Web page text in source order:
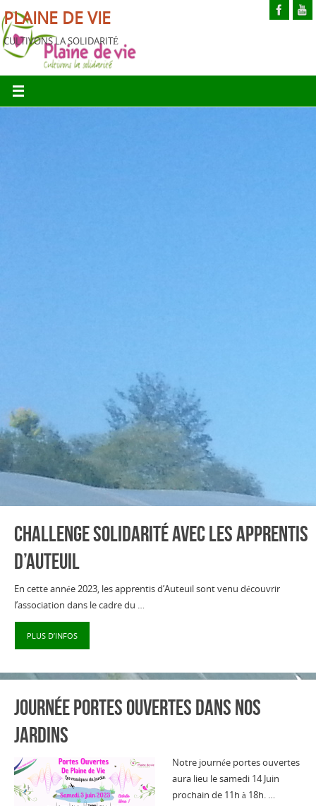
PLAINE DE VIE
CULTIVONS LA SOLIDARITÉ
Challenge solidarité avec les apprentis
d’Auteuil
En cette année 2023, les apprentis d’Auteuil sont venu découvrir
l’association dans le cadre du …
PLUS D’INFOS
Journée portes ouvertes dans nos
jardins
Notre journée portes ouvertes
aura lieu le samedi 14 Juin
prochain de 11h à 18h. …